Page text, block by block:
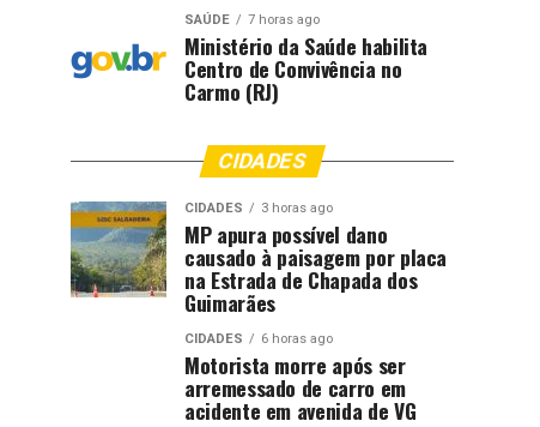
SAÚDE 7 horas ago
Ministério da Saúde habilita
Centro de Convivência no
Carmo (RJ)
CIDADES
CIDADES 3 horas ago
MP apura possível dano
causado à paisagem por placa
na Estrada de Chapada dos
Guimarães
CIDADES 6 horas ago
Motorista morre após ser
arremessado de carro em
acidente em avenida de VG